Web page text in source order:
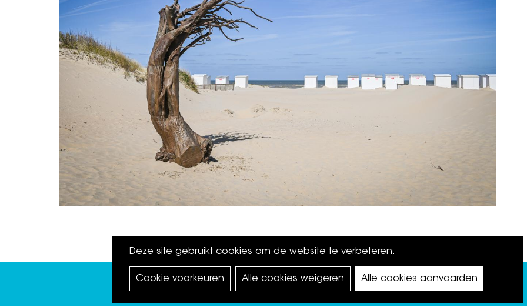
Deze site gebruikt cookies om de website te verbeteren.
Cookie voorkeuren Alle cookies weigeren Alle cookies aanvaarden